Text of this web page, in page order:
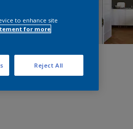
to enhance site
for more
Reject All